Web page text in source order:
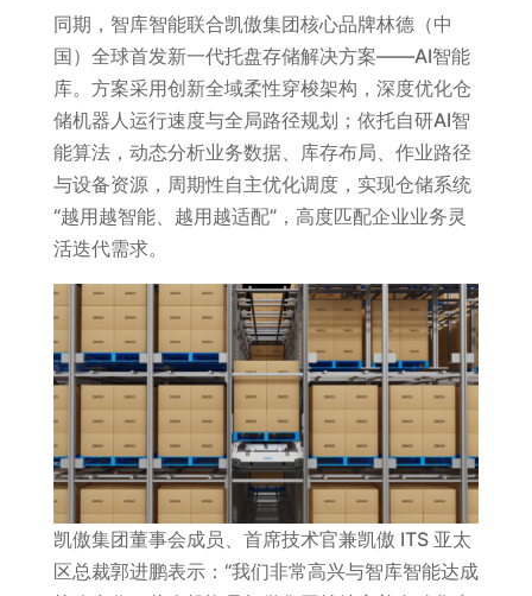
同期，智库智能联合凯傲集团核心品牌林德（中
国）全球首发新一代托盘存储解决方案——AI智能
库。方案采用创新全域柔性穿梭架构，深度优化仓
储机器人运行速度与全局路径规划；依托自研AI智
能算法，动态分析业务数据、库存布局、作业路径
与设备资源，周期性自主优化调度，实现仓储系统
“越用越智能、越用越适配”，高度匹配企业业务灵
活迭代需求。
凯傲集团董事会成员、首席技术官兼凯傲 ITS 亚太
区总裁郭进鹏表示：“我们非常高兴与智库智能达成